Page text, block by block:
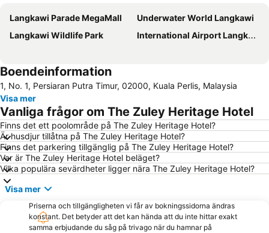
Langkawi Parade MegaMall
Underwater World Langkawi
Langkawi Wildlife Park
International Airport Langkawi
Boendeinformation
1, No. 1, Persiaran Putra Timur, 02000, Kuala Perlis, Malaysia
Visa mer
Vanliga frågor om The Zuley Heritage Hotel
Finns det ett poolområde på The Zuley Heritage Hotel?
Är husdjur tillåtna på The Zuley Heritage Hotel?
Finns det parkering tillgänglig på The Zuley Heritage Hotel?
Var är The Zuley Heritage Hotel beläget?
Vilka populära sevärdheter ligger nära The Zuley Heritage Hotel?
Visa mer
Priserna och tillgängligheten vi får av bokningssidorna ändras
konstant. Det betyder att det kan hända att du inte hittar exakt
samma erbjudande du såg på trivago när du hamnar på